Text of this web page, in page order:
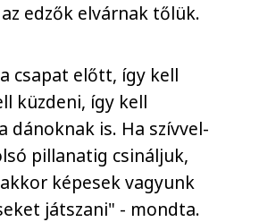
edzők elvárnak tőlük.
csapat előtt, így kell
küzdeni, így kell
dánoknak is. Ha szívvel-
pillanatig csináljuk,
képesek vagyunk
játszani" - mondta.